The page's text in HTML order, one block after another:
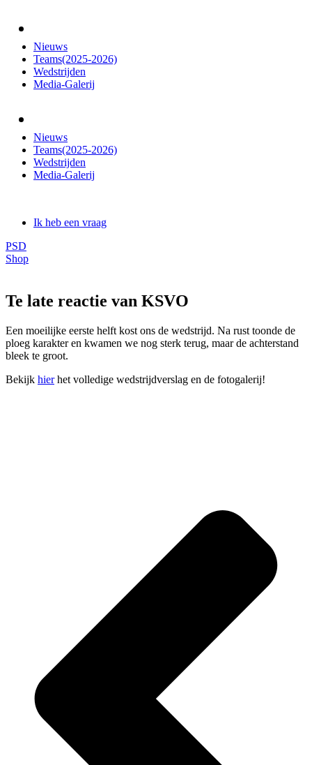
Nieuws
Teams(2025-2026)
Wedstrijden
Media-Galerij
Nieuws
Teams(2025-2026)
Wedstrijden
Media-Galerij
Ik heb een vraag
PSD
Shop
Te late reactie van KSVO
Een moeilijke eerste helft kost ons de wedstrijd. Na rust toonde de
ploeg karakter en kwamen we nog sterk terug, maar de achterstand
bleek te groot.
Bekijk hierhet volledige wedstrijdverslag en de fotogalerij!